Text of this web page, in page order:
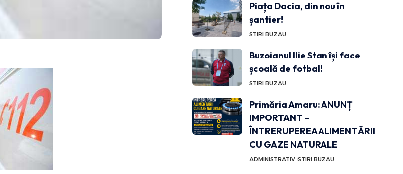
Piața Dacia, din nou în
șantier!
STIRI BUZAU
Buzoianul Ilie Stan își face
școală de fotbal!
STIRI BUZAU
Primăria Amaru: ANUNȚ
IMPORTANT –
ÎNTRERUPEREA ALIMENTĂRII
CU GAZE NATURALE
ADMINISTRATIV STIRI BUZAU